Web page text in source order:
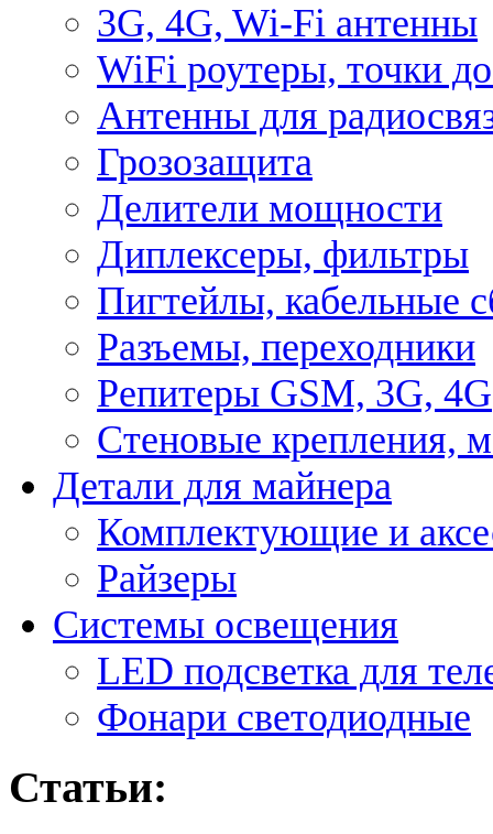
3G, 4G, Wi-Fi антенны
WiFi роутеры, точки
Антенны для
Грозозащита
Делители мощности
Диплексеры, фильтры
Пигтейлы, кабельные
Разъемы, переходники
Репитеры GSM, 3G, 4G
Стеновые крепления,
Детали для майнера
Комплектующие и
Райзеры
Системы освещения
LED подсветка для
Фонари светодиодные
Статьи: